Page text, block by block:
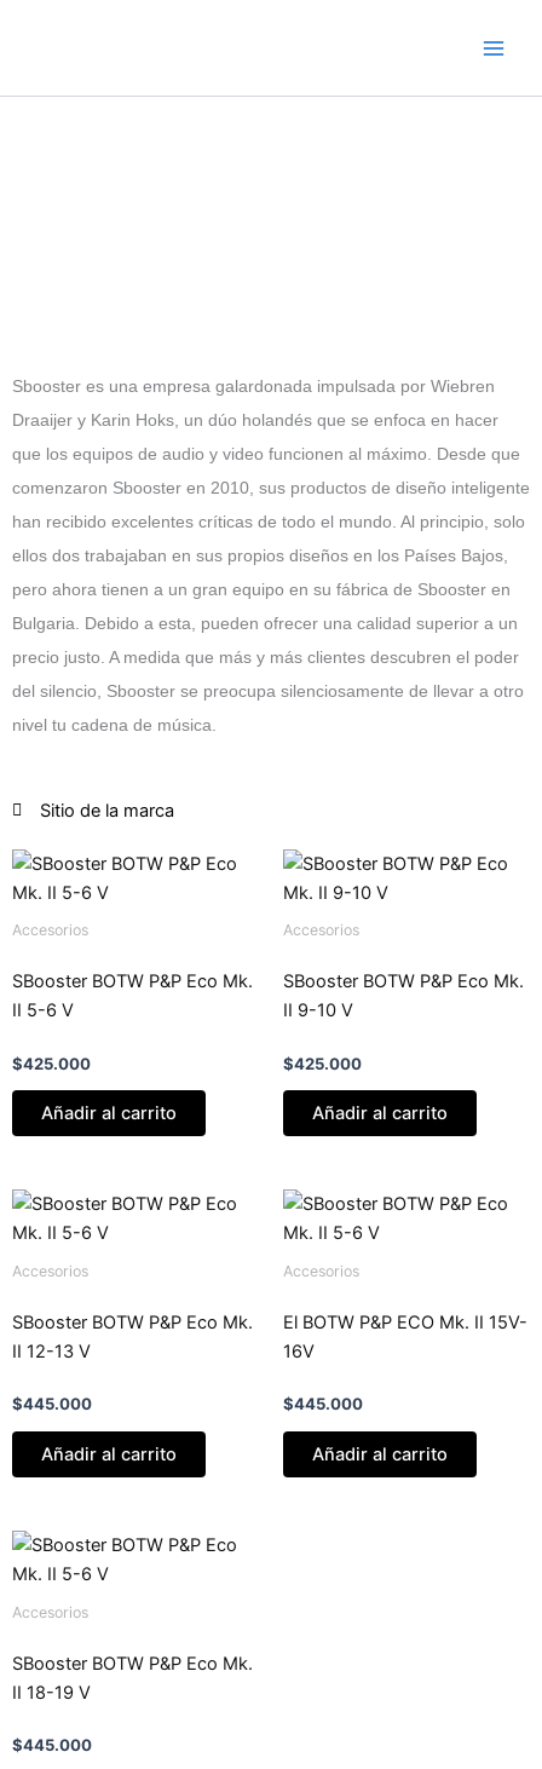
Sbooster es una empresa galardonada impulsada por Wiebren
Draaijer y Karin Hoks, un dúo holandés que se enfoca en hacer
que los equipos de audio y video funcionen al máximo. Desde que
comenzaron Sbooster en 2010, sus productos de diseño inteligente
han recibido excelentes críticas de todo el mundo. Al principio, solo
ellos dos trabajaban en sus propios diseños en los Países Bajos,
pero ahora tienen a un gran equipo en su fábrica de Sbooster en
Bulgaria. Debido a esta, pueden ofrecer una calidad superior a un
precio justo. A medida que más y más clientes descubren el poder
del silencio, Sbooster se preocupa silenciosamente de llevar a otro
nivel tu cadena de música.
Sitio de la marca
Accesorios
SBooster BOTW P&P Eco Mk.
II 5-6 V
$425.000
Añadir al carrito
Accesorios
SBooster BOTW P&P Eco Mk.
II 9-10 V
$425.000
Añadir al carrito
Accesorios
SBooster BOTW P&P Eco Mk.
II 12-13 V
$445.000
Añadir al carrito
Accesorios
El BOTW P&P ECO Mk. II 15V-
16V
$445.000
Añadir al carrito
Accesorios
SBooster BOTW P&P Eco Mk.
II 18-19 V
$445.000